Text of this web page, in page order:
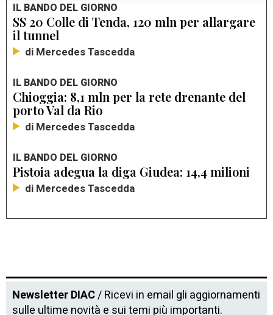
IL BANDO DEL GIORNO
SS 20 Colle di Tenda, 120 mln per allargare
il tunnel
di Mercedes Tascedda
IL BANDO DEL GIORNO
Chioggia: 8,1 mln per la rete drenante del
porto Val da Rio
di Mercedes Tascedda
IL BANDO DEL GIORNO
Pistoia adegua la diga Giudea: 14,4 milioni
di Mercedes Tascedda
Newsletter DIAC/ Ricevi in email gli aggiornamenti
sulle ultime novità e sui temi più importanti.